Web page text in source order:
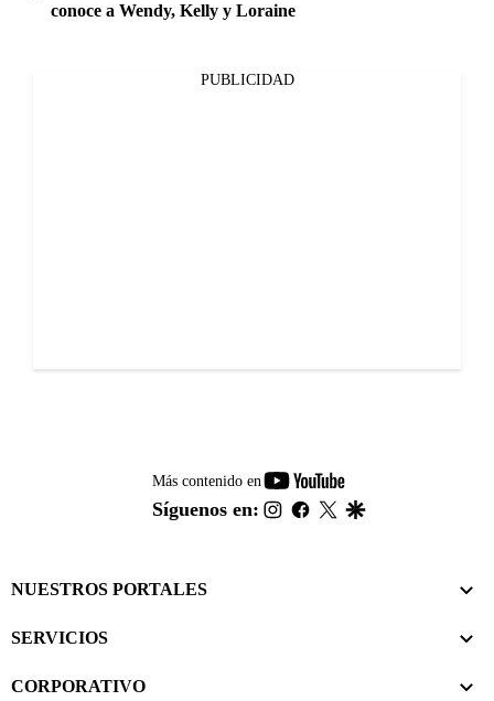
conoce a Wendy, Kelly y Loraine
PUBLICIDAD
Más contenido en
youtube-
footer
Síguenos en: instagram
facebook
twitter
NUESTROS PORTALES
SERVICIOS
CORPORATIVO